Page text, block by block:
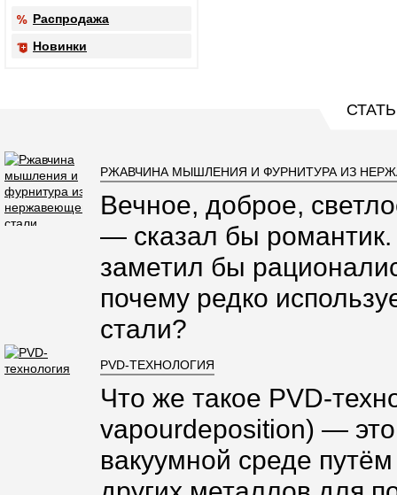
Распродажа
Новинки
РЖАВЧИНА МЫШЛЕНИЯ И ФУРНИТУРА ИЗ
Вечное, доброе,
— сказал бы
заметил бы
почему редко
стали?
PVD-ТЕХНОЛОГИЯ
Что же такое PVD-
vapourdeposition) —
вакуумной среде